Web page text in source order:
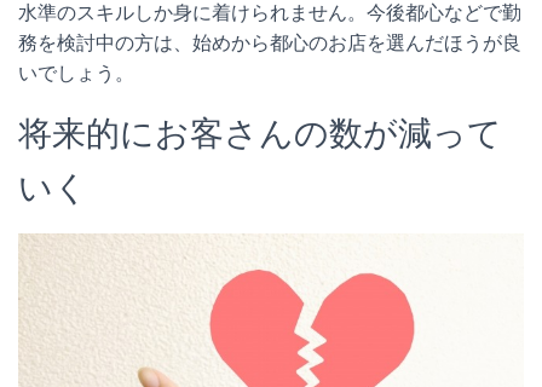
水準のスキルしか身に着けられません。今後都心などで勤
務を検討中の方は、始めから都心のお店を選んだほうが良
いでしょう。
将来的にお客さんの数が減って
いく